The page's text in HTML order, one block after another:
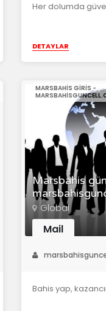
Her dolumda
DETAYLAR
Marsbahis
MARSBAHIS GIRIS -
Global
Mail
Bahis yap,